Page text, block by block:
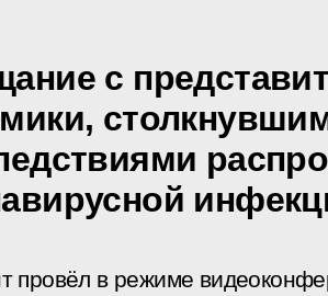
с
провёл в режиме